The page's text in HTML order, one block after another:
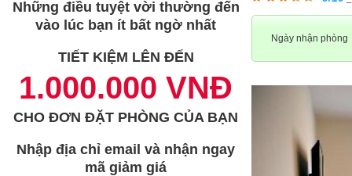
Những điều tuyệt vời thường đến
vào lúc bạn ít bất ngờ nhất
TIẾT KIỆM LÊN ĐẾN
1.000.000 VNĐ
CHO ĐƠN ĐẶT PHÒNG CỦA BẠN
Nhập địa chỉ email và nhận ngay
mã giảm giá
Ngày nhận phòng